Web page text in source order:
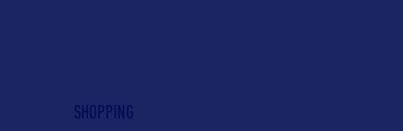
SHOPPING